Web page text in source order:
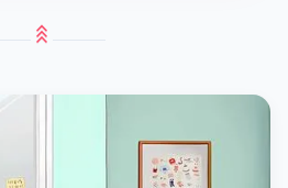
stat_3